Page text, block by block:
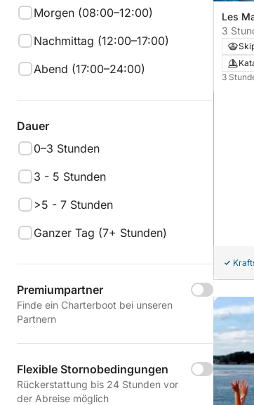
Morgen (08:00–12:00)
Nachmittag (12:00–17:00)
Abend (17:00–24:00)
Dauer
0–3 Stunden
3 - 5 Stunden
>5 - 7 Stunden
Ganzer Tag (7+ Stunden)
Premiumpartner
Finde ein Charterboot bei unseren
Partnern
Flexible Stornobedingungen
Rückerstattung bis 24 Stunden vor
der Abreise möglich
Les
3
3